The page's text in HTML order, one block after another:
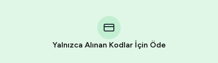
Yalnızca Alınan Kodlar İçin Öde
Telegram using your card (or Google Pay, Apple Pay, or
other supported methods).
You use those Stars to pay our bot and complete the